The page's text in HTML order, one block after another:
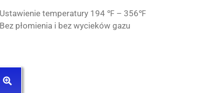
Ustawienie temperatury 194 ℉ – 356℉
Bez płomienia i bez wycieków gazu